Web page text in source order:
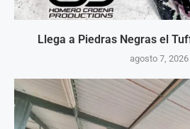
Llega a Piedras Negras el
agosto 7, 2026